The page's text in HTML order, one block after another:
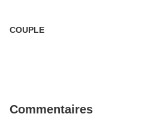
COUPLE
Commentaires